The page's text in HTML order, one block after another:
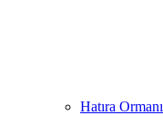
Hatıra Ormanı